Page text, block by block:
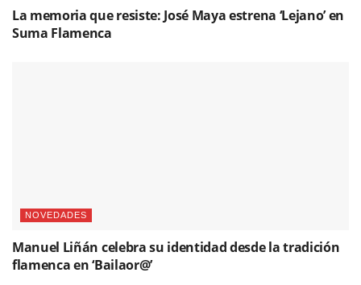
La memoria que resiste: José Maya estrena ‘Lejano’ en
Suma Flamenca
NOVEDADES
Manuel Liñán celebra su identidad desde la tradición
flamenca en ‘Bailaor@’